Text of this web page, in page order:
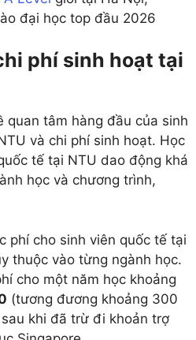
đại học top đầu 2026
phí sinh hoạt tại
quan tâm hàng đầu của sinh
và chi phí sinh hoạt. Học
tế tại NTU dao động khá
học và chương trình,
phí cho sinh viên quốc tế tại
thuộc vào từng ngành học.
cho một năm học khoảng
(tương đương khoảng 300
khi đã trừ đi khoản trợ